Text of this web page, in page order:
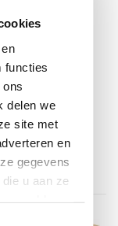
functies
delen we
site met
en
gegevens
u aan ze